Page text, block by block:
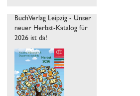
BuchVerlag Leipzig - Unser
neuer Herbst-Katalog für
2026 ist da!